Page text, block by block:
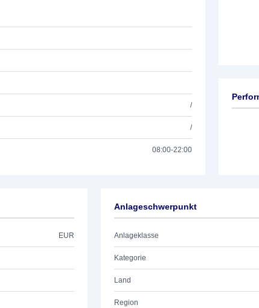
/
/
08:00-22:00
EUR
Anlageschwerpunkt
Anlageklasse
Kategorie
Land
Region